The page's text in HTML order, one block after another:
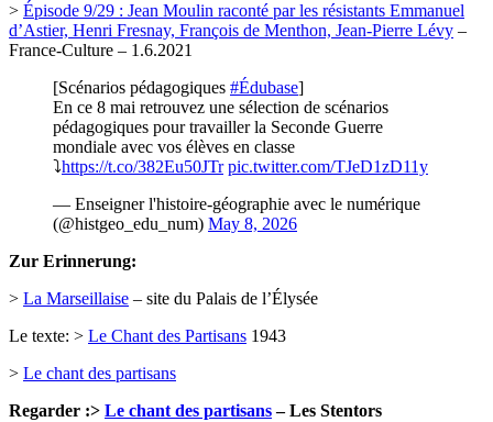
> Épisode 9/29 : Jean Moulin raconté par les résistants Emmanuel
d’Astier, Henri Fresnay, François de Menthon, Jean-Pierre Lévy –
France-Culture – 1.6.2021
[Scénarios pédagogiques #Édubase]
En ce 8 mai retrouvez une sélection de scénarios
pédagogiques pour travailler la Seconde Guerre
mondiale avec vos élèves en classe
⤵️https://t.co/382Eu50JTr pic.twitter.com/TJeD1zD11y
— Enseigner l'histoire-géographie avec le numérique
(@histgeo_edu_num) May 8, 2026
Zur Erinnerung:
> La Marseillaise – site du Palais de l’Élysée
Le texte: > Le Chant des Partisans 1943
> Le chant des partisans
Regarder :> Le chant des partisans– Les Stentors